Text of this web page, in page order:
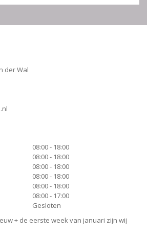
der Wal
08:00 - 18:00
08:00 - 18:00
08:00 - 18:00
08:00 - 18:00
08:00 - 18:00
08:00 - 17:00
Gesloten
+ de eerste week van januari zijn wij